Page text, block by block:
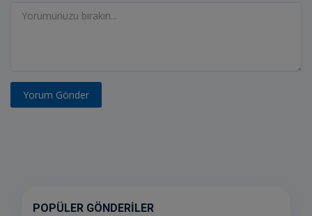
Yorum Gönder
POPÜLER GÖNDERILER